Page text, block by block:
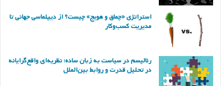
استراتژی «چماق و هویج» چیست؟ از دیپلماسی جهانی تا
مدیریت کسب‌وکار
رئالیسم در سیاست به زبان ساده؛ نظریه‌ای واقع‌گرایانه
در تحلیل قدرت و روابط بین‌الملل